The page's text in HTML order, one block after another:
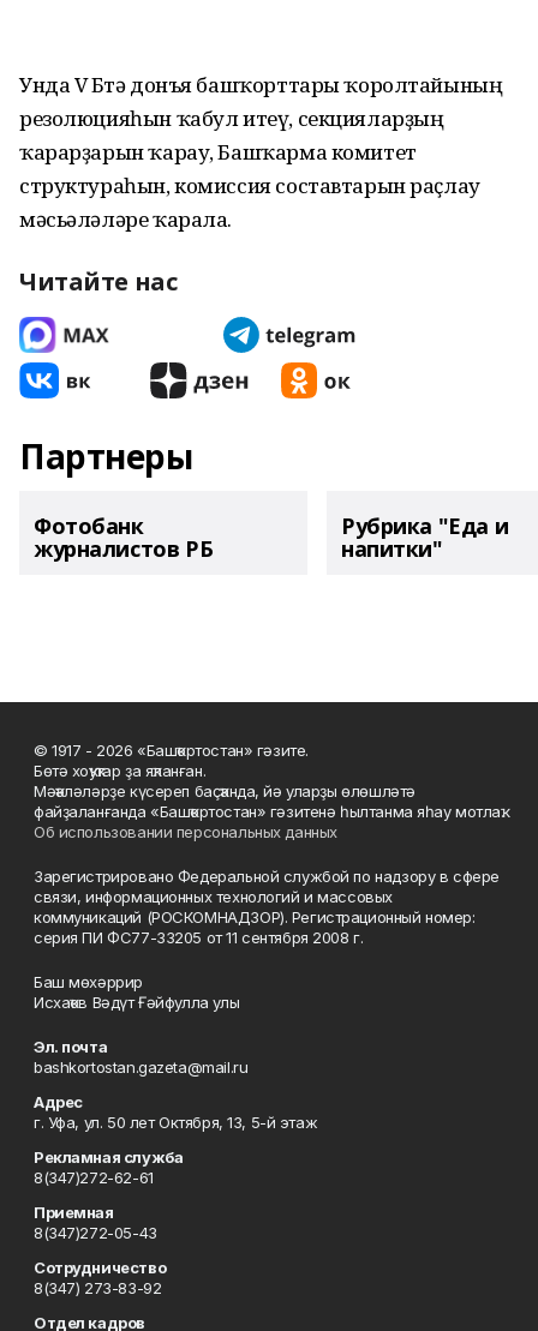
Унда V Бөтә донъя башҡорттары ҡоролтайының
резолюцияһын ҡабул итеү, секцияларҙың
ҡарарҙарын ҡарау, Башҡарма комитет
структураһын, комиссия составтарын раҫлау
мәсьәләләре ҡарала.
Читайте нас
Партнеры
Фотобанк
журналистов РБ
Рубрика "Еда и
напитки"
© 1917 - 2026 «Башҡортостан» гәзите.
Бөтә хоҡуҡтар ҙа яҡланған.
Мәҡәләләрҙе күсереп баҫҡанда, йә уларҙы өлөшләтә
файҙаланғанда «Башҡортостан» гәзитенә һылтанма яһау мотлаҡ.
Об использовании персональных данных
Зарегистрировано Федеральной службой по надзору в сфере
связи, информационных технологий и массовых
коммуникаций (РОСКОМНАДЗОР). Регистрационный номер:
серия ПИ ФС77-33205 от 11 сентября 2008 г.
Баш мөхәррир
Исхаҡов Вәдүт Ғәйфулла улы
Эл. почта
bashkortostan.gazeta@mail.ru
Адрес
г. Уфа, ул. 50 лет Октября, 13, 5-й этаж
Рекламная служба
8(347)272-62-61
Приемная
8(347)272-05-43
Сотрудничество
8(347) 273-83-92
Отдел кадров